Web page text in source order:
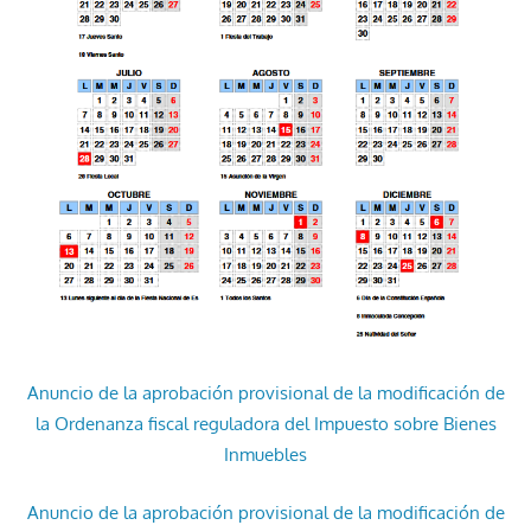
Anuncio de la aprobación provisional de la modificación de
la Ordenanza fiscal reguladora del Impuesto sobre Bienes
Inmuebles
Anuncio de la aprobación provisional de la modificación de